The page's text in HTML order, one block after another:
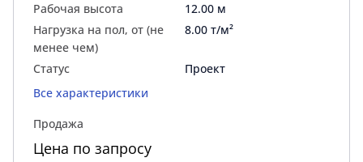
Рабочая высота
12.00 м
Нагрузка на пол, от (не
менее чем)
8.00 т/м²
Статус
Проект
Все характеристики
Продажа
Цена по запросу